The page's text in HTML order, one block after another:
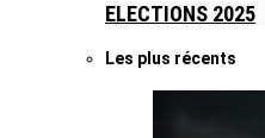
ELECTIONS 2025
Les plus récents